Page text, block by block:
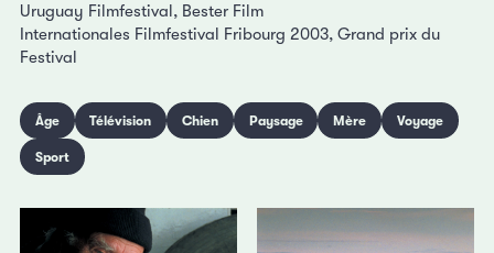
Uruguay Filmfestival, Bester Film
Internationales Filmfestival Fribourg 2003, Grand prix du
Festival
Âge Télévision Chien Paysage Mère Voyage
Sport